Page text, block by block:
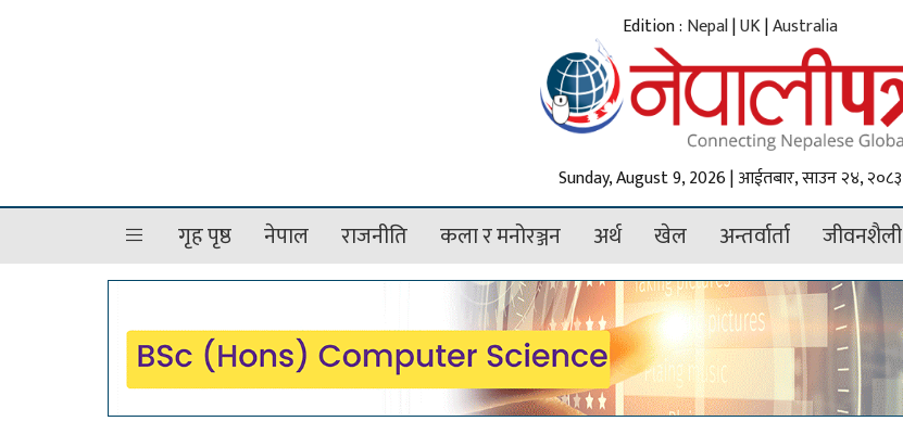
Edition : Nepal|UK|Australia
Sunday, August 9, 2026 | आईतबार, साउन २४, २०८३
गृह पृष्ठ नेपाल राजनीति कला र मनोरञ्जन अर्थ खेल अन्तर्वार्ता जीवनशैली